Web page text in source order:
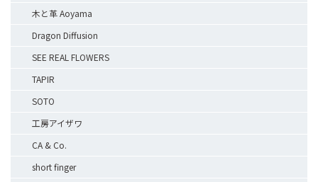
木と革 Aoyama
Dragon Diffusion
SEE REAL FLOWERS
TAPIR
SOTO
工房アイザワ
CA & Co.
short finger